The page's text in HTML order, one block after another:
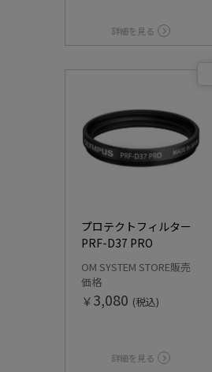
詳細を見る
プロテクトフィルター
PRF-D37 PRO
OM SYSTEM STORE販売
価格
￥3,080 (税込)
詳細を見る